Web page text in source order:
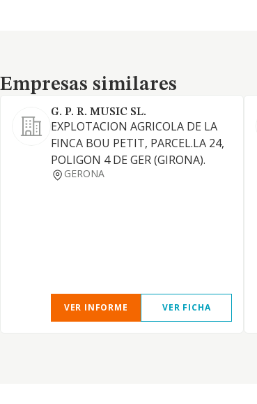
Empresas similares
Empresas similares
G. P. R. MUSIC SL.
EXPLOTACION AGRICOLA DE LA
FINCA BOU PETIT, PARCEL.LA 24,
POLIGON 4 DE GER (GIRONA).
GERONA
VER INFORME VER FICHA